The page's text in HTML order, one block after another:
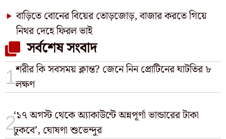
বাড়িতে বোনের বিয়ের তোড়জোড়, বাজার করতে গিয়ে
নিথর দেহে ফিরল ভাই
সর্বশেষ সংবাদ
শরীর কি সবসময় ক্লান্ত? জেনে নিন প্রোটিনের ঘাটতির ৮
লক্ষণ
‘১৭ অগস্ট থেকে অ্যাকাউন্টে অন্নপূর্ণা ভান্ডারের টাকা
ঢুকবে’, ঘোষণা শুভেন্দুর